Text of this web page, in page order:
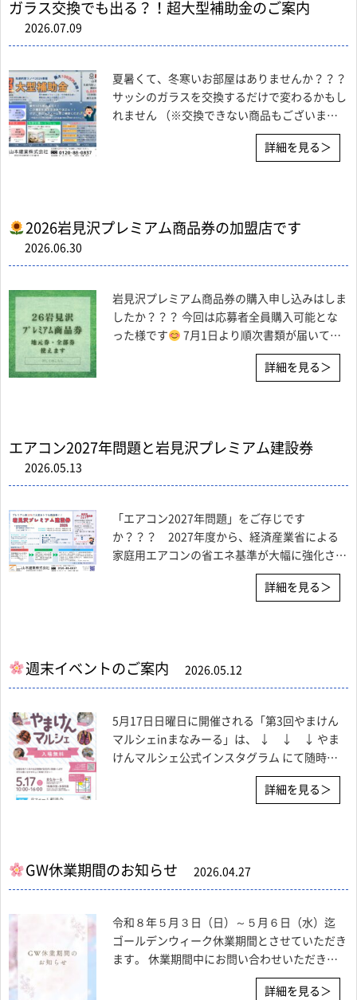
ガラス交換でも出る？！超大型補助金のご案内
2026.07.09
夏暑くて、冬寒いお部屋はありませんか？？？
サッシのガラスを交換するだけで変わるかもし
れません （※交換できない商品もございま
トが掛からず、しかもガラス交換にも補助金が
詳細を見る＞
2026岩見沢プレミアム商品券の加盟店です
2026.06.30
岩見沢プレミアム商品券の購入申し込みはしま
したか？？？ 今回は応募者全員購入可能とな
った様です
決められた場所で7月13日（月）9：00～販売
詳細を見る＞
エアコン2027年問題と岩見沢プレミアム建設券
2026.05.13
「エアコン2027年問題」をご存じです
か？？？ 2027年度から、経済産業省による
家庭用エアコンの省エネ基準が大幅に強化さ
れ、現行の安価なスタンダードモデルの多くが
製造・販売できなくなり、基準を満たす機種は
詳細を見る＞
週末イベントのご案内 2026.05.12
5月17日日曜日に開催される「第3回やまけん
マルシェinまなみーる」は、 ↓ ↓ ↓ やま
けんマルシェ公式インスタグラム にて随時更
詳細を見る＞
GW休業期間のお知らせ 2026.04.27
令和８年５月３日（日）～５月６日（水）迄
ゴールデンウィーク休業期間とさせていただき
ます。 休業期間中にお問い合わせいただきま
り順次対応させていただきます。詳細を見る＞